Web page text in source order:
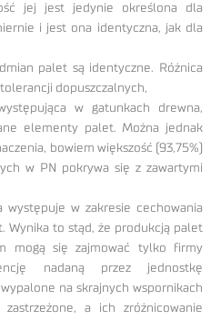
jej jest jedynie określona dla
i jest ona identyczna, jak dla
palet są identyczne. Różnica
dopuszczalnych,
w gatunkach drewna,
elementy palet. Można jednak
bowiem większość (93,75%)
w PN pokrywa się z zawartymi
występuje w zakresie cechowania
Wynika to stąd, że produkcją palet
mogą się zajmować tylko firmy
nadaną przez jednostkę
na skrajnych wspornikach
a ich zróżnicowanie